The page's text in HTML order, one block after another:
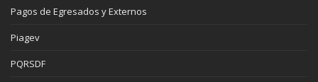
Pagos de Egresados y Externos
Piagev
PQRSDF